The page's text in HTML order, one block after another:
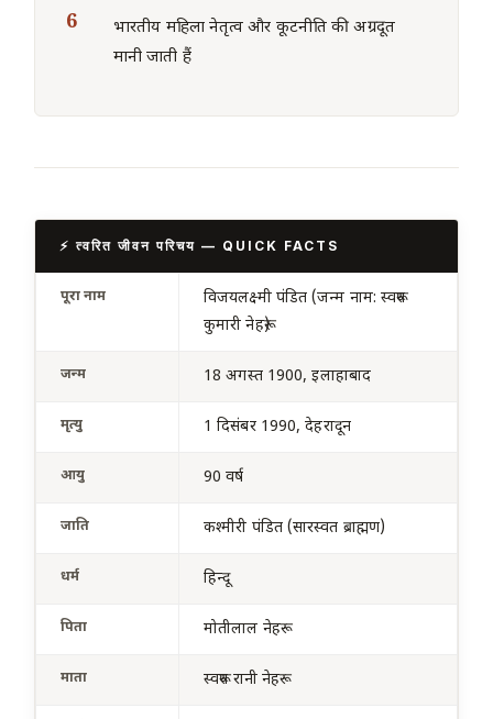
भारतीय महिला नेतृत्व और कूटनीति की अग्रदूत
मानी जाती हैं
⚡ त्वरित जीवन परिचय — QUICK FACTS
पूरा नाम
विजयलक्ष्मी पंडित (जन्म नाम: स्वरूप
कुमारी नेहरू)
जन्म 18 अगस्त 1900, इलाहाबाद
मृत्यु 1 दिसंबर 1990, देहरादून
आयु 90 वर्ष
जाति कश्मीरी पंडित (सारस्वत ब्राह्मण)
धर्म हिन्दू
पिता मोतीलाल नेहरू
माता स्वरूप रानी नेहरू